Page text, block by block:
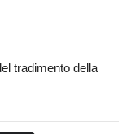
tradimento della